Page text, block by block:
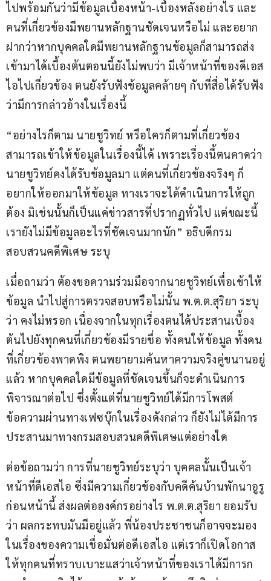
ไปพร้อมกันว่ามีข้อมูลเบื้องหน้า-เบื้องหลังอย่างไร และ
คนที่เกี่ยวข้องมีพยานหลักฐานชัดเจนหรือไม่ และอยาก
ฝากว่าหากบุคคลใดมีพยานหลักฐานข้อมูลก็สามารถส่ง
เข้ามาได้เบื้องต้นตอนนี้ยังไม่พบว่า มีเจ้าหน้าที่ของดีเอส
ไอไปเกี่ยวข้อง ตนยังรับฟังข้อมูลคล้ายๆ กับที่สื่อได้รับฟัง
ว่ามีการกล่าวอ้างในเรื่องนี้
“อย่างไรก็ตาม นายชูวิทย์ หรือใครก็ตามที่เกี่ยวข้อง
สามารถเข้าให้ข้อมูลในเรื่องนี้ได้ เพราะเรื่องนี้ตนคาดว่า
นายชูวิทย์คงได้รับข้อมูลมา แต่คนที่เกี่ยวข้องจริงๆ ก็
อยากให้ออกมาให้ข้อมูล ทางเราจะได้ดำเนินการให้ถูก
ต้อง มิเช่นนั้นก็เป็นแค่ข่าวสารที่ปรากฏทั่วไป แต่ขณะนี้
เรายังไม่มีข้อมูลอะไรที่ชัดเจนมากนัก” อธิบดีกรม
สอบสวนคดีพิเศษ ระบุ
เมื่อถามว่า ต้องขอความร่วมมือจากนายชูวิทย์เพื่อเข้าให้
ข้อมูล นำไปสู่การตรวจสอบหรือไม่นั้น พ.ต.ต.สุริยา ระบุ
ว่า คงไม่หรอก เนื่องจากในทุกเรื่องตนได้ประสานเบื้อง
ต้นไปยังทุกคนที่เกี่ยวข้องมีรายชื่อ ทั้งคนให้ข้อมูล ทั้งคน
ที่เกี่ยวข้องพาดพิง ตนพยายามค้นหาความจริงคู่ขนานอยู่
แล้ว หากบุคคลใดมีข้อมูลที่ชัดเจนขึ้นก็จะดำเนินการ
พิจารณาต่อไป ซึ่งตั้งแต่ที่นายชูวิทย์ได้มีการโพสต์
ข้อความผ่านทางเฟซบุ๊กในเรื่องดังกล่าว ก็ยังไม่ได้มีการ
ประสานมาทางกรมสอบสวนคดีพิเศษแต่อย่างใด
ต่อข้อถามว่า การที่นายชูวิทย์ระบุว่า บุคคลนั้นเป็นเจ้า
หน้าที่ดีเอสไอ ซึ่งมีความเกี่ยวข้องกับคดีค้นบ้านพักนาอูรู
ก่อนหน้านี้ ส่งผลต่อองค์กรอย่างไร พ.ต.ต.สุริยา ยอมรับ
ว่า ผลกระทบมันมีอยู่แล้ว พี่น้องประชาชนก็อาจจะมอง
ในเรื่องของความเชื่อมั่นต่อดีเอสไอ แต่เราก็เปิดโอกาส
ให้ทุกคนที่ทราบเบาะแสว่าเจ้าหน้าที่ของเราได้มีการก